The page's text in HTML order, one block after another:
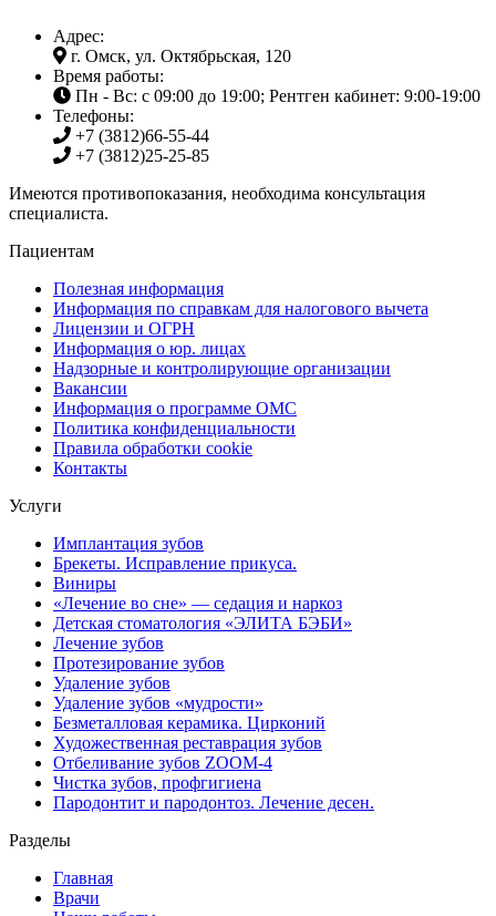
Адрес:
г. Омск, ул. Октябрьская, 120
Время работы:
Пн - Вс: с 09:00 до 19:00; Рентген кабинет: 9:00-19:00
Телефоны:
+7 (3812)66-55-44
+7 (3812)25-25-85
Имеются противопоказания, необходима консультация
специалиста.
Пациентам
Полезная информация
Информация по справкам для налогового вычета
Лицензии и ОГРН
Информация о юр. лицах
Надзорные и контролирующие организации
Вакансии
Информация о программе ОМС
Политика конфиденциальности
Правила обработки cookie
Контакты
Услуги
Имплантация зубов
Брекеты. Исправление прикуса.
Виниры
«Лечение во сне» — седация и наркоз
Детская стоматология «ЭЛИТА БЭБИ»
Лечение зубов
Протезирование зубов
Удаление зубов
Удаление зубов «мудрости»
Безметалловая керамика. Цирконий
Художественная реставрация зубов
Отбеливание зубов ZOOM-4
Чистка зубов, профгигиена
Пародонтит и пародонтоз. Лечение десен.
Разделы
Главная
Врачи